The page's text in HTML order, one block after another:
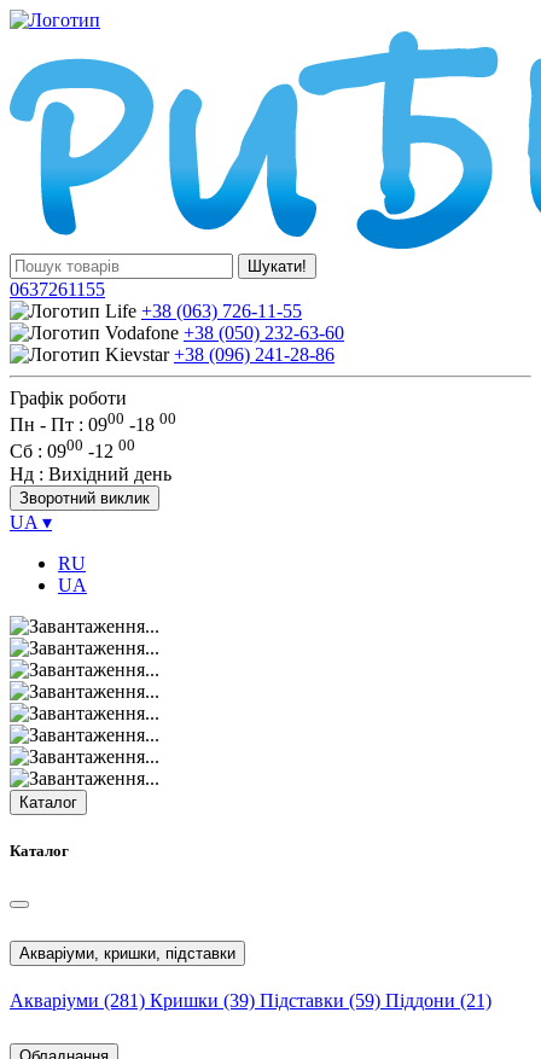
Шукати!
0637261155
+38 (063) 726-11-55
+38 (050) 232-63-60
+38 (096) 241-28-86
Графік роботи
Пн - Пт : 0900 -18 00
Сб : 0900 -12 00
Нд : Вихідний день
Зворотний виклик
UA ▾
RU
UA
Каталог
Каталог
Акваріуми, кришки, підставки
Акваріуми (281) Кришки (39) Підставки (59) Піддони (21)